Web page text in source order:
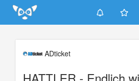
Update cookies preferences
ADticket